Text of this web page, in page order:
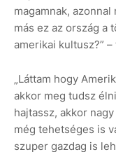
magamnak,
más ez az ország a
amerikai kultusz?”
„Láttam hogy
akkor meg tudsz
hajtassz, akkor
még tehetséges is
szuper gazdag is